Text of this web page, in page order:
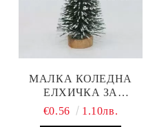
МАЛКА КОЛЕДНА
ЕЛХИЧКА ЗА
ДЕКОРАЦИЯ 6,0 Х 2,5 СМ
€0.56 1.10лв.